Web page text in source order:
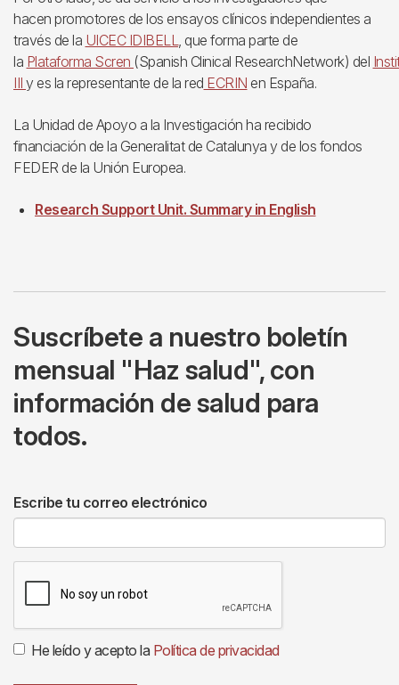
hacen promotores de los ensayos clínicos independientes a
través de la UICEC IDIBELL
, que forma parte de
la Plataforma Scren (Spanish Clinical ResearchNetwork) del
III y es la representante de la red ECRIN en España.
La Unidad de Apoyo a la Investigación ha recibido
financiación de la Generalitat de Catalunya y de los fondos
FEDER de la Unión Europea.
Research Support Unit. Summary in English
Suscríbete a nuestro boletín
mensual "Haz salud", con
información de salud para
todos.
Escribe tu correo electrónico
He leído y acepto la Política de privacidad